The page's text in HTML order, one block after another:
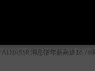
消息指年薪高達16.76